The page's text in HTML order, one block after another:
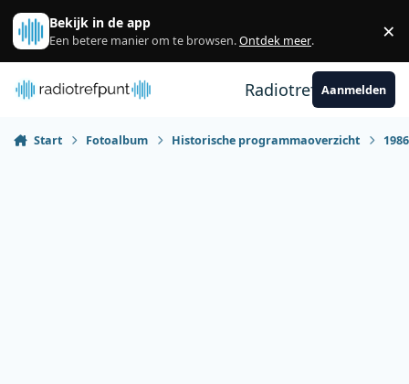
Spring naar bijdragen
Bekijk in de app
Een betere manier om te browsen.Ontdek meer. ×
RadiotrefpuntAanmelden
Start Fotoalbum Historische programmaoverzicht 1986